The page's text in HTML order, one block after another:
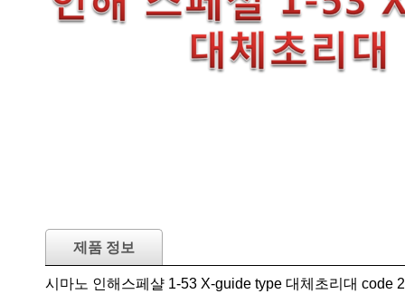
제품 정보
시마노 인해스페샬 1-53 X-guide type 대체초리대 code